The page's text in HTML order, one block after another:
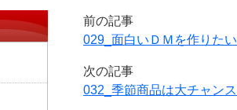
前の記事
029_面白いＤＭを作りたい
次の記事
032_季節商品は大チャンス